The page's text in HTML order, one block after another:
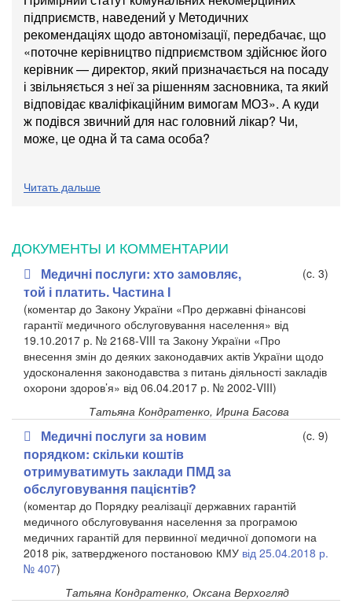
підприємств, наведений у Методичних
рекомендаціях щодо автономізації, передбачає, що
«поточне керівництво підприємством здійснює його
керівник — директор, який призначається на посаду
і звільняється з неї за рішенням засновника, та який
відповідає кваліфікаційним вимогам МОЗ». А куди
ж подівся звичний для нас головний лікар? Чи,
може, це одна й та сама особа?
Читать дальше
ДОКУМЕНТЫ И КОММЕНТАРИИ
Медичні послуги: хто замовляє,
той і платить. Частина І
(c. 3)
(коментар до Закону України «Про державні фінансові
гарантії медичного обслуговування населення» від
19.10.2017 р. № 2168-VIII та Закону України «Про
внесення змін до деяких законодавчих актів України щодо
удосконалення законодавства з питань діяльності закладів
охорони здоров’я» від 06.04.2017 р. № 2002-VIII)
Татьяна Кондратенко, Ирина Басова
Медичні послуги за новим
порядком: скільки коштів
отримуватимуть заклади ПМД за
обслуговування пацієнтів?
(c. 9)
(коментар до Порядку реалізації державних гарантій
медичного обслуговування населення за програмою
медичних гарантій для первинної медичної допомоги на
2018 рік, затвердженого постановою КМУ від 25.04.2018 р.
№ 407)
Татьяна Кондратенко, Оксана Верхогляд